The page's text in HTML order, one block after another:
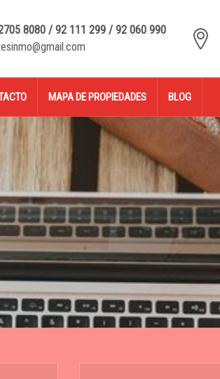
8080 / 92 111 299 / 92 060 990
MAPA DE PROPIEDADES BLOG